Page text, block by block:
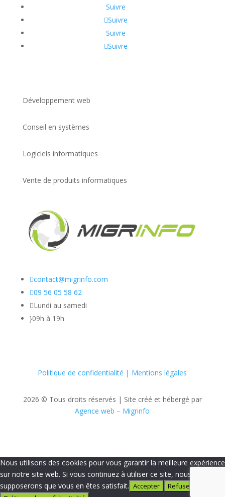
Suivre
Suivre
Suivre
Suivre
Développement web
Conseil en systèmes
Logiciels informatiques
Vente de produits informatiques
contact@migrinfo.com
09 56 05 58 62
Lundi au samedi
}09h à 19h
Politique de confidentialité | Mentions légales
2026 © Tous droits réservés | Site créé et hébergé par
Agence web – Migrinfo
Nous utilisons des cookies pour vous garantir la meilleure expérience
sur notre site web. Si vous continuez à utiliser ce site, nous
supposerons que vous en êtes satisfait. Accepter
Refuser